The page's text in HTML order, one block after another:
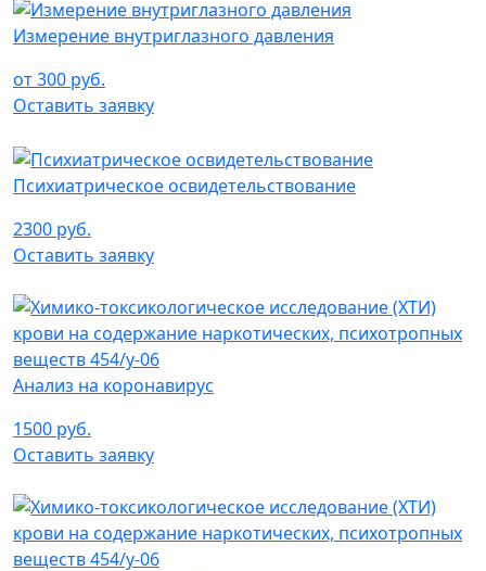
Измерение внутриглазного давления
от 300 руб.
Оставить заявку
Психиатрическое освидетельствование
2300 руб.
Оставить заявку
Анализ на коронавирус
1500 руб.
Оставить заявку